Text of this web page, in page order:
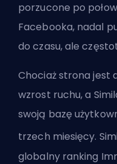
porzucone po
Facebooka, nadal
do czasu, ale
Chociaż strona jest
wzrost ruchu, a
swoją bazę
trzech miesięcy.
globalny ranking